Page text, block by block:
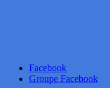
Facebook
Groupe Facebook